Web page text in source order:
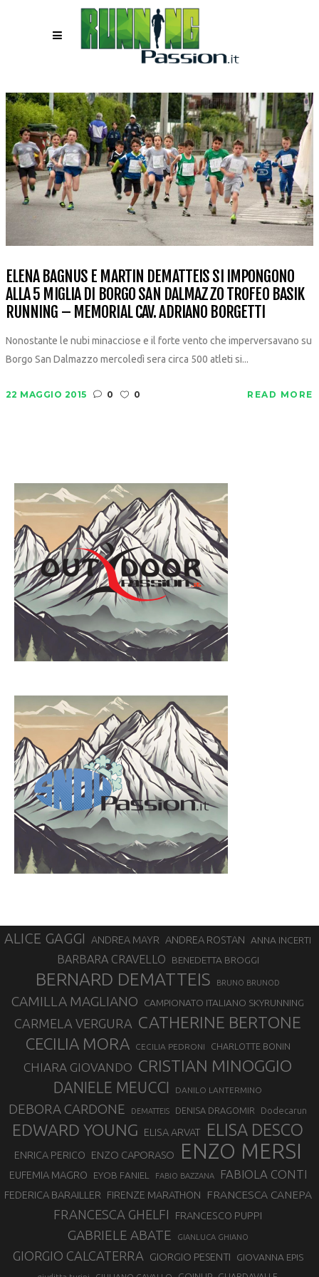
ELENA BAGNUS E MARTIN DEMATTEIS SI IMPONGONO
ALLA 5 MIGLIA DI BORGO SAN DALMAZZO TROFEO BASIK
RUNNING – MEMORIAL CAV. ADRIANO BORGETTI
Nonostante le nubi minacciose e il forte vento che imperversavano su
Borgo San Dalmazzo mercoledì sera circa 500 atleti si...
22 MAGGIO 2015 0 0 READ MORE
ALICE GAGGI ANDREA MAYR ANDREA ROSTAN ANNA INCERTI
BARBARA CRAVELLO BENEDETTA BROGGI
BERNARD DEMATTEIS BRUNO BRUNOD
CAMILLA MAGLIANO CAMPIONATO ITALIANO SKYRUNNING
CARMELA VERGURA CATHERINE BERTONE
CECILIA MORA CECILIA PEDRONI CHARLOTTE BONIN
CHIARA GIOVANDO CRISTIAN MINOGGIO
DANIELE MEUCCI DANILO LANTERMINO
DEBORA CARDONE DEMATTEIS DENISA DRAGOMIR Dodecarun
EDWARD YOUNG ELISA ARVAT ELISA DESCO
ENRICA PERICO ENZO CAPORASO ENZO MERSI
EUFEMIA MAGRO EYOB FANIEL FABIO BAZZANA FABIOLA CONTI
FEDERICA BARAILLER FIRENZE MARATHON FRANCESCA CANEPA
FRANCESCA GHELFI FRANCESCO PUPPI
GABRIELE ABATE GIANLUCA GHIANO
GIORGIO CALCATERRA GIORGIO PESENTI GIOVANNA EPIS